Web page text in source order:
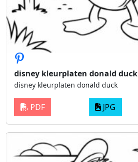
disney kleurplaten donald duck
disney kleurplaten donald duck
PDF JPG